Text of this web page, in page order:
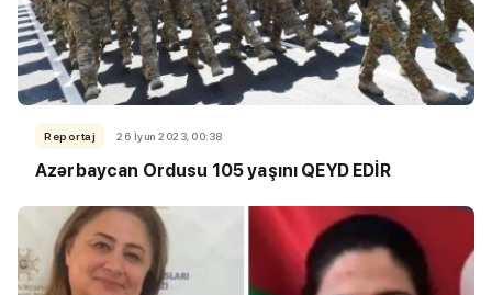
Reportaj 26 İyun 2023, 00:38
Azərbaycan Ordusu 105 yaşını QEYD EDİR